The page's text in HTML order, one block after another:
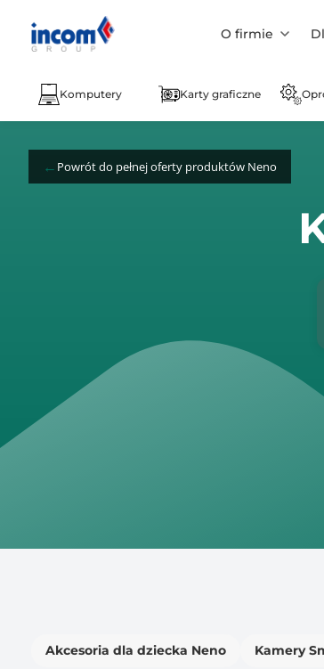
O firmie
Komputery Karty graficzne
Powrót do pełnej oferty produktów Neno
Akcesoria dla dziecka Neno Kamery